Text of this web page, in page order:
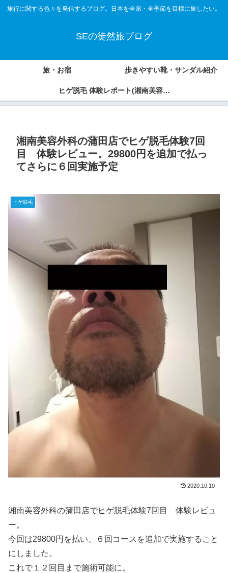
旅行に関する色々を発信するブログ。日本を全県・全季節を目標に旅したい。
SEの徒然旅ブログ
旅・お宿 歩きやすい靴・サンダル紹介
ヒゲ脱毛 体験レポート(湘南美容外
湘南美容外科の蒲田店でヒゲ脱毛体験7回
目 体験レビュー。29800円を追加で払っ
てさらに６回実施予定
ヒゲ脱毛
2020.10.10
湘南美容外科の蒲田店でヒゲ脱毛体験7回目 体験レビュ
ー。
今回は29800円を払い、６回コースを追加で実施すること
にしました。
これで１２回目まで施術可能に。